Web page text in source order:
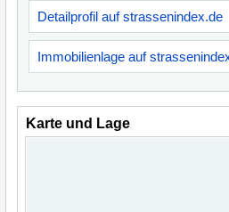
Detailprofil auf strassenindex.de
Immobilienlage auf
Karte und Lage